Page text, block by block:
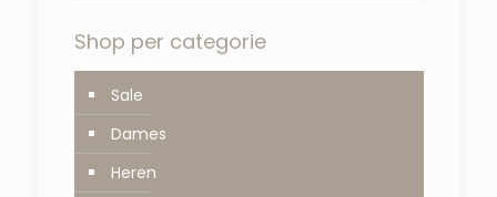
Shop per categorie
Sale
Dames
Heren